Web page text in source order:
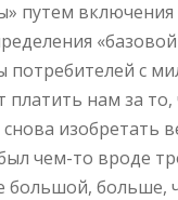
путем
с
платить нам за
изобретать
чем-то вроде
большой, больше,